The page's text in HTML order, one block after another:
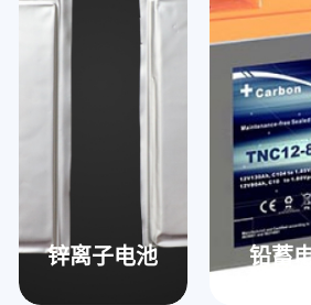
材料以及多类型复合负极材
500Wh/kg
的能量密度
等远超国标水平的安全测试
动化生产技术，可实现
5-20Ah
采用层状氧化物和聚阴离子两个技术
全面量产准备工作，并向客户送样，
层氧技术的圆柱和方形电芯：支持3C
容量保持率超90%，循环寿命可达
聚阴离子技术的方形和软包电芯：理
以上，量产电芯循坏已达6000次，安
越LFP电池
开发出新型
性的达到-
5C充电容量
可应用于低
锌离子电池 铅蓄